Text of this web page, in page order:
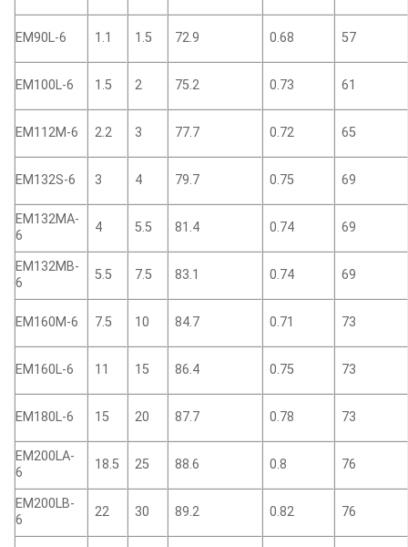
EM90L-6 1.1 1.5 72.9 0.68 57
EM100L-6 1.5 2 75.2 0.73 61
EM112M-6 2.2 3 77.7 0.72 65
EM132S-6 3 4 79.7 0.75 69
EM132MA-
6
4 5.5 81.4 0.74 69
EM132MB-
6
5.5 7.5 83.1 0.74 69
EM160M-6 7.5 10 84.7 0.71 73
EM160L-6 11 15 86.4 0.75 73
EM180L-6 15 20 87.7 0.78 73
EM200LA-
6
18.5 25 88.6 0.8 76
EM200LB-
6
22 30 89.2 0.82 76